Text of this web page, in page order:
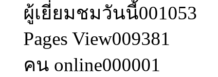
ผู้เยี่ยมชมวันนี้001053
Pages View009381
คน online000001